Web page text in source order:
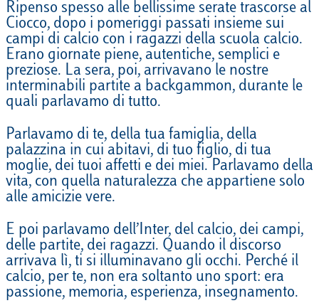
Ripenso spesso alle bellissime serate trascorse al
Ciocco, dopo i pomeriggi passati insieme sui
campi di calcio con i ragazzi della scuola calcio.
Erano giornate piene, autentiche, semplici e
preziose. La sera, poi, arrivavano le nostre
interminabili partite a backgammon, durante le
quali parlavamo di tutto.
Parlavamo di te, della tua famiglia, della
palazzina in cui abitavi, di tuo figlio, di tua
moglie, dei tuoi affetti e dei miei. Parlavamo della
vita, con quella naturalezza che appartiene solo
alle amicizie vere.
E poi parlavamo dell’Inter, del calcio, dei campi,
delle partite, dei ragazzi. Quando il discorso
arrivava lì, ti si illuminavano gli occhi. Perché il
calcio, per te, non era soltanto uno sport: era
passione, memoria, esperienza, insegnamento.